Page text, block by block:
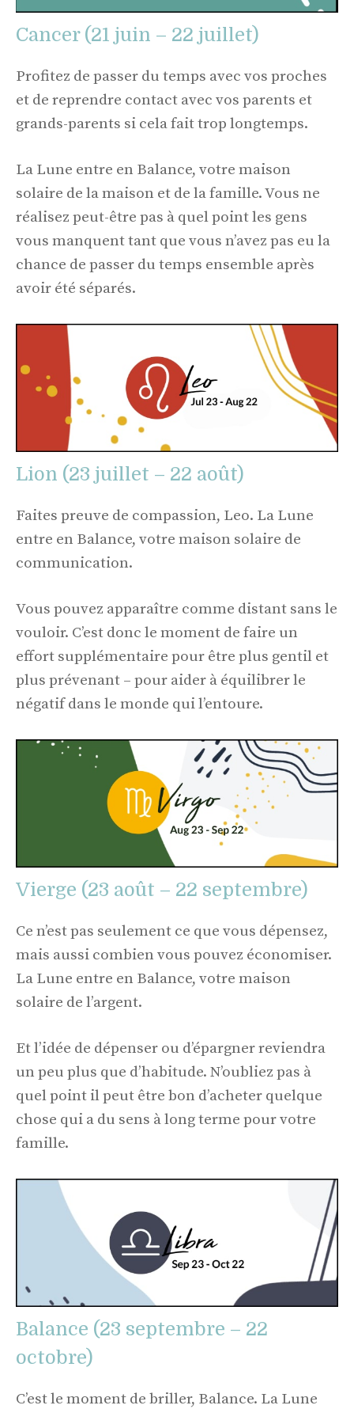
Cancer (21 juin – 22 juillet)
Profitez de passer du temps avec vos proches
et de reprendre contact avec vos parents et
grands-parents si cela fait trop longtemps.
La Lune entre en Balance, votre maison
solaire de la maison et de la famille. Vous ne
réalisez peut-être pas à quel point les gens
vous manquent tant que vous n’avez pas eu la
chance de passer du temps ensemble après
avoir été séparés.
Lion (23 juillet – 22 août)
Faites preuve de compassion, Leo. La Lune
entre en Balance, votre maison solaire de
communication.
Vous pouvez apparaître comme distant sans le
vouloir. C’est donc le moment de faire un
effort supplémentaire pour être plus gentil et
plus prévenant – pour aider à équilibrer le
négatif dans le monde qui l’entoure.
Vierge (23 août – 22 septembre)
Ce n’est pas seulement ce que vous dépensez,
mais aussi combien vous pouvez économiser.
La Lune entre en Balance, votre maison
solaire de l’argent.
Et l’idée de dépenser ou d’épargner reviendra
un peu plus que d’habitude. N’oubliez pas à
quel point il peut être bon d’acheter quelque
chose qui a du sens à long terme pour votre
famille.
Balance (23 septembre – 22
octobre)
C’est le moment de briller, Balance. La Lune